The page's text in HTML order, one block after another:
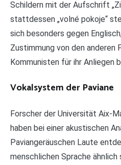
Schildern mit der Aufschrift
stattdessen „volné pokoje“
sich besonders gegen
Zustimmung von den anderen
Kommunisten für ihr Anliegen
Vokalsystem der Paviane
Forscher der Universität Aix-
haben bei einer akustischen
Paviangeräuschen Laute
menschlichen Sprache ähnlich